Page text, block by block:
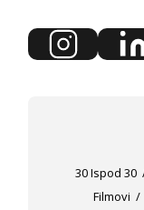
30 Ispod 30
Filmovi